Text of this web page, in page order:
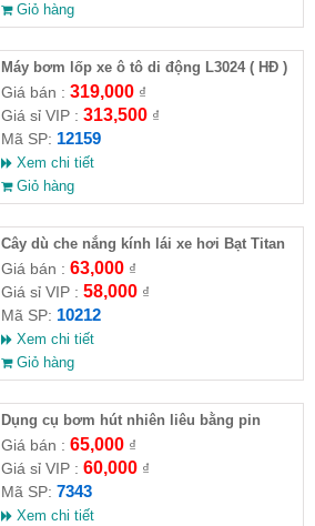
Giỏ hàng
Máy bơm lốp xe ô tô di động L3024 ( HĐ )
Giá bán : 319,000₫
Giá sỉ VIP : 313,500₫
Mã SP: 12159
Xem chi tiết
Giỏ hàng
Cây dù che nắng kính lái xe hơi Bạt Titan
Giá bán : 63,000₫
Giá sỉ VIP : 58,000₫
Mã SP: 10212
Xem chi tiết
Giỏ hàng
Dụng cụ bơm hút nhiên liêu bằng pin
Giá bán : 65,000₫
Giá sỉ VIP : 60,000₫
Mã SP: 7343
Xem chi tiết